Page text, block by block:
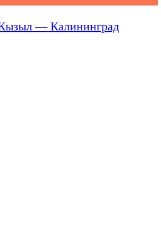
— Калининград